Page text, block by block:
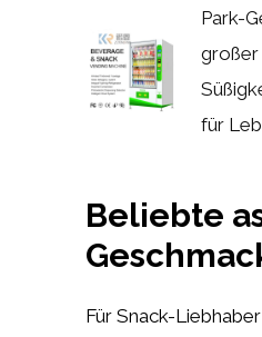
Park-
großer
für
Beliebte
Für Snack-